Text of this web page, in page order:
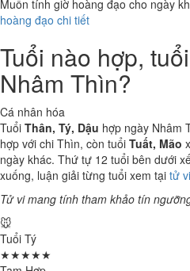
Muốn tính giờ hoàng đạo cho ngày
hoàng đạo chi tiết
Tuổi nào hợp,
Nhâm Thìn?
Cá nhân hóa
Tuổi Thân, Tý, Dậu hợp ngày Nhâm
hợp với chi Thìn, còn tuổi Tuất, Mão
ngày khác. Thứ tự 12 tuổi bên dưới
xuống, luận giải từng tuổi xem tại tử
Tử vi mang tính tham khảo tín
🐭
Tuổi Tý
★★★★★